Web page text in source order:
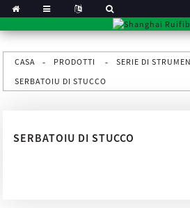
CASA PRODOTTI
SERIE DI
SERBATOIU DI STUCCO
SERBATOIU DI STUCCO